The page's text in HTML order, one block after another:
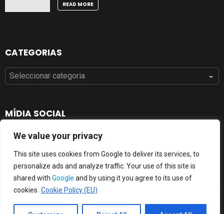
We value your privacy
This site uses cookies from Google to deliver its services, to
personalize ads and analyze traffic. Your use of this site is
shared with Google and by using it you agree to its use of
cookies. Cookie Policy (EU)
READ MORE
CATEGORIAS
Categorias
MÍDIA SOCIAL